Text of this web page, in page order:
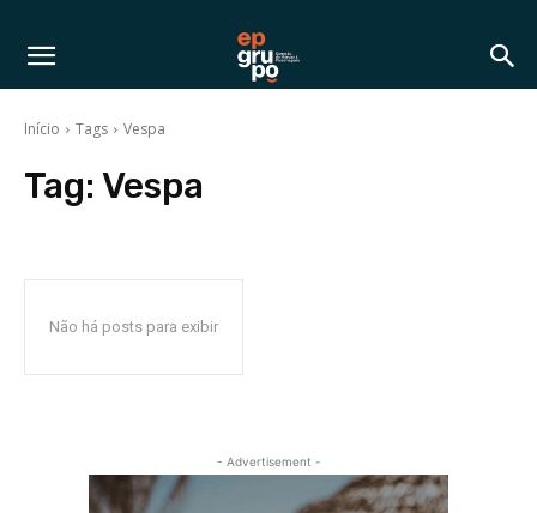
Início Tags Vespa
Tag: Vespa
Não há posts para exibir
- Advertisement -